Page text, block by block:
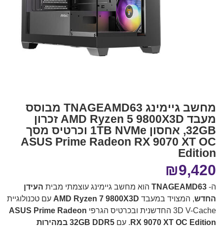
מחשב גיימינג TNAGEAMD63 מבוסס
מעבד AMD Ryzen 5 9800X3D זכרון
32GB, אחסון 1TB NVMe וכרטיס מסך
ASUS Prime Radeon RX 9070 XT OC
Edition
₪9,420
ה- TNAGEAMD63 הוא מחשב גיימינג עוצמתי מבית העידן
החדש, המצויד במעבד AMD Ryzen 7 9800X3D עם טכנולוגיית
3D V-Cache החדשנית ובכרטיס הגרפי
ASUS Prime Radeon
RX 9070 XT OC Edition . עם
32GB DDR5 במהירות